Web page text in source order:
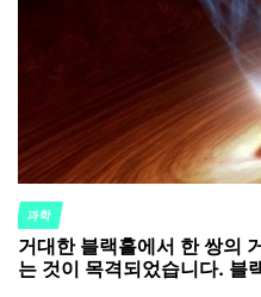
POSTED
IN
과학
거대한 블랙홀에서 한 쌍의
는 것이 목격되었습니다. 블